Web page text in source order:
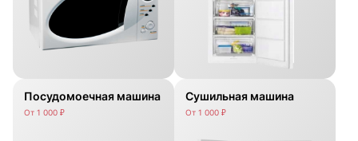
Посудомоечная машина
От 1 000 ₽
Сушильная машина
От 1 000 ₽